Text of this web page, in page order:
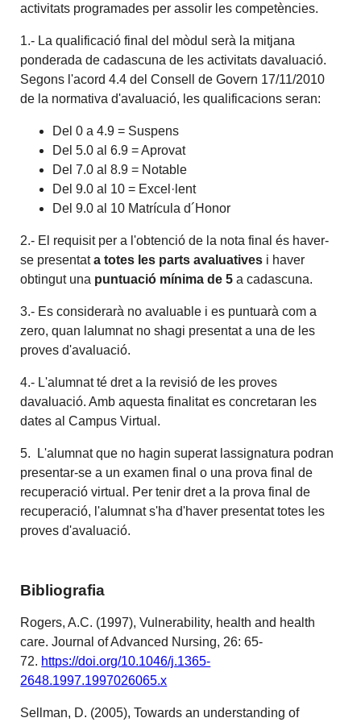
activitats programades per assolir les competències.
1.- La qualificació final del mòdul serà la mitjana
ponderada de cadascuna de les activitats davaluació.
Segons l'acord 4.4 del Consell de Govern 17/11/2010
de la normativa d'avaluació, les qualificacions seran:
Del 0 a 4.9 = Suspens
Del 5.0 al 6.9 = Aprovat
Del 7.0 al 8.9 = Notable
Del 9.0 al 10 = Excel·lent
Del 9.0 al 10 Matrícula d´Honor
2.- El requisit per a l'obtenció de la nota final és haver-
se presentata totes les parts avaluatives i haver
obtingut una puntuació mínima de 5 a cadascuna.
3.- Es considerarà no avaluable i es puntuarà com a
zero, quan lalumnat no shagi presentat a una de les
proves d'avaluació.
4.- L'alumnat té dret a la revisió de les proves
davaluació. Amb aquesta finalitat es concretaran les
dates al Campus Virtual.
5. L'alumnat que no hagin superat lassignatura podran
presentar-se a un examen final o una prova final de
recuperació virtual. Per tenir dret a la prova final de
recuperació, l'alumnat s'ha d'haver presentat totes les
proves d'avaluació.
Bibliografia
Rogers, A.C. (1997), Vulnerability, health and health
care. Journal of Advanced Nursing, 26: 65-
72. https://doi.org/10.1046/j.1365-
2648.1997.1997026065.x
Sellman, D. (2005), Towards an understanding of